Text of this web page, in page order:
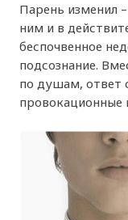
Парень изменил
ним и в
беспочвенное
подсознание.
по душам, ответ